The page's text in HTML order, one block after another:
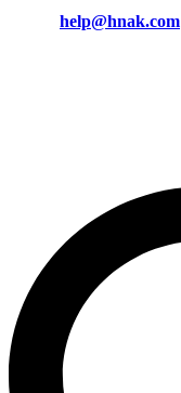
help@hnak.com